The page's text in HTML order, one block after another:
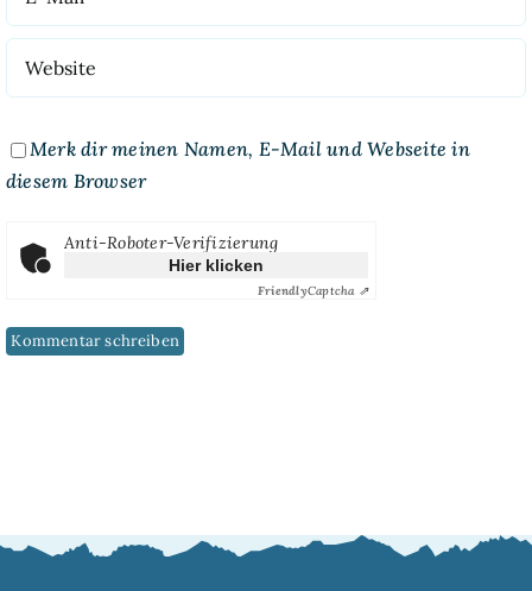
Merk dir meinen Namen, E-Mail und Webseite in
diesem Browser
Anti-Roboter-Verifizierung
Hier klicken
FriendlyCaptcha ⇗